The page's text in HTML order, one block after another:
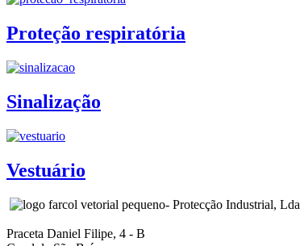
Proteção respiratória
Sinalização
Vestuário
- Protecção Industrial, Lda
Praceta Daniel Filipe, 4 - B